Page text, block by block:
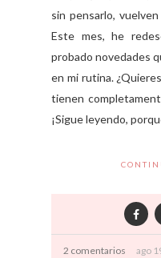
sin pensarlo,
Este mes, he
probado novedades
en mi rutina.
tienen
¡Sigue leyendo,
2 comentarios ago